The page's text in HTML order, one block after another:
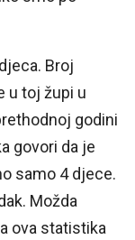
Broj
u toj župi u
godini
govori da je
samo 4 djece.
Možda
ova statistika